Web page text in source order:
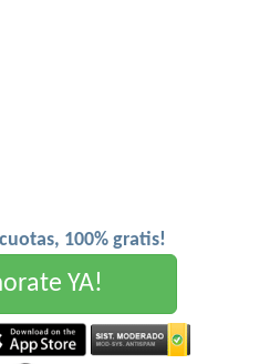
100% gratis!
YA!